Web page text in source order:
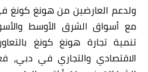
ولدعم العارضين من هونغ كونغ
مع أسواق الشرق الأوسط
تنمية تجارة هونغ كونغ
الاقتصادي والتجاري في دبي،